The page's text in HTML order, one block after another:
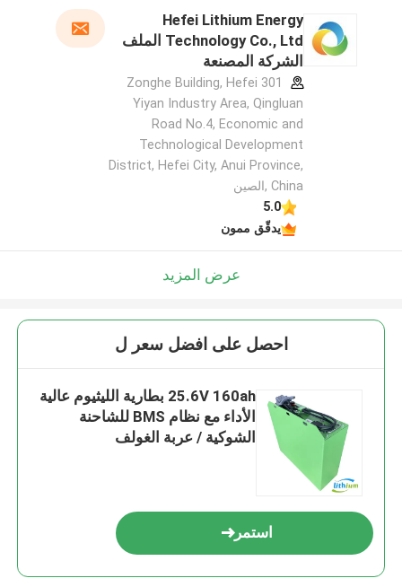
Hefei Lithium Energy
Technology Co., Ltd الملف
الشركة المصنعة
301 Zonghe Building, Hefei
Yiyan Industry Area, Qingluan
Road No.4, Economic and
Technological Development
District, Hefei City, Anui Province,
China ,الصين
5.0
يدقّق ممون
عرض المزيد
احصل على افضل سعر ل
25.6V 160ah بطارية الليثيوم عالية
الأداء مع نظام BMS للشاحنة
الشوكية / عربة الغولف
استمر